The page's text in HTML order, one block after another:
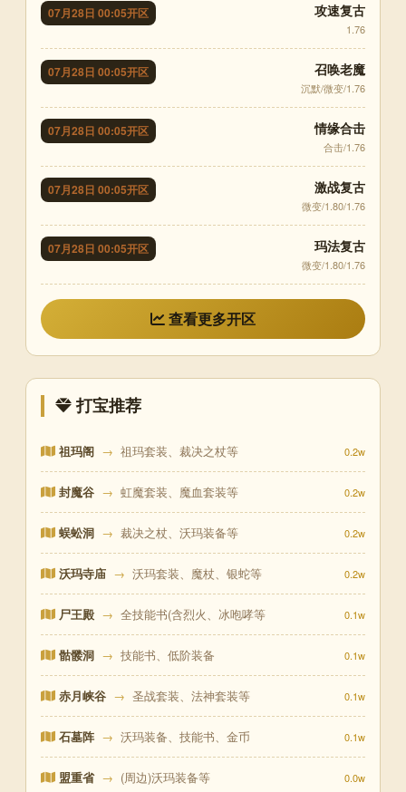
07月28日 00:05开区 攻速复古
1.76
07月28日 00:05开区 召唤老魔
沉默/微变/1.76
07月28日 00:05开区 情缘合击
合击/1.76
07月28日 00:05开区 激战复古
微变/1.80/1.76
07月28日 00:05开区 玛法复古
微变/1.80/1.76
查看更多开区
打宝推荐
祖玛阁 → 祖玛套装、裁决之杖等 0.2w
封魔谷 → 虹魔套装、魔血套装等 0.2w
蜈蚣洞 → 裁决之杖、沃玛装备等 0.2w
沃玛寺庙 → 沃玛套装、魔杖、银蛇等 0.2w
尸王殿 → 全技能书(含烈火、冰咆哮等 0.1w
骷髅洞 → 技能书、低阶装备 0.1w
赤月峡谷 → 圣战套装、法神套装等 0.1w
石墓阵 → 沃玛装备、技能书、金币 0.1w
盟重省 → (周边)沃玛装备等 0.0w